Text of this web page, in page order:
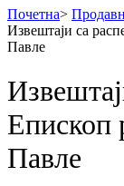
Почетна>
Извештаји са
Павле
Епископ
Павле